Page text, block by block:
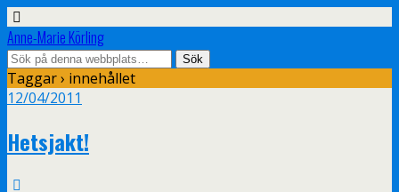
Anne-Marie Körling
Taggar › innehållet
12/04/2011
Hetsjakt!